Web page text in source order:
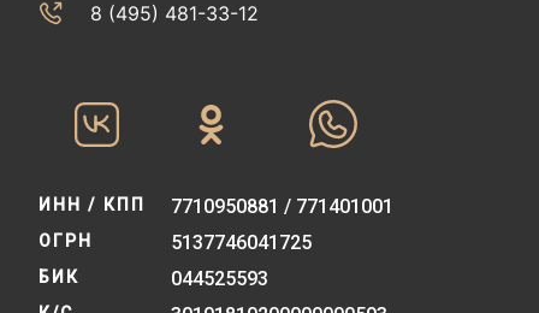
8 (495) 481-33-12‬‬
ИНН / КПП 7710950881 / 771401001
ОГРН 5137746041725
БИК 044525593